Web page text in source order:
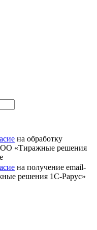
на обработку
«Тиражные решения
на получение email-
решения 1С-Рарус»